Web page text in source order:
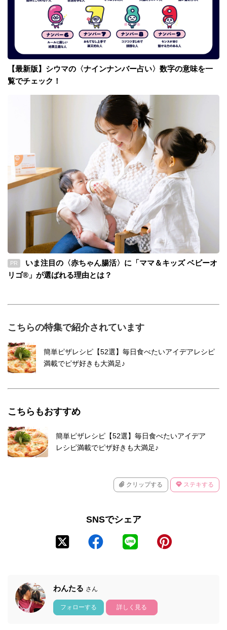
【最新版】シウマの〈ナインナンバー占い〉数字の意味を一
覧でチェック！
PR
いま注目の〈赤ちゃん腸活〉に「ママ＆キッズ ベビーオ
リゴ®」が選ばれる理由とは？
こちらの特集で紹介されています
簡単ピザレシピ【52選】毎日食べたいアイデアレシピ
満載でピザ好きも大満足♪
こちらもおすすめ
簡単ピザレシピ【52選】毎日食べたいアイデア
レシピ満載でピザ好きも大満足♪
クリップする ステキする
SNSでシェア
わんたる さん
フォローする 詳しく見る